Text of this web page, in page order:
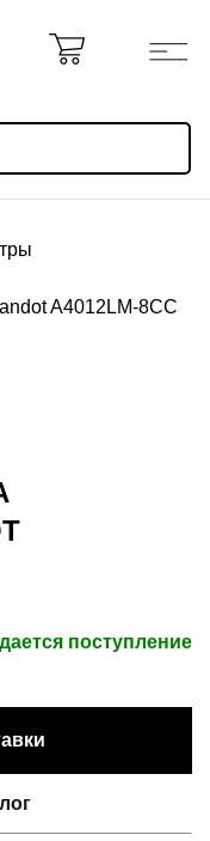
A4012LM-8CC
поступление